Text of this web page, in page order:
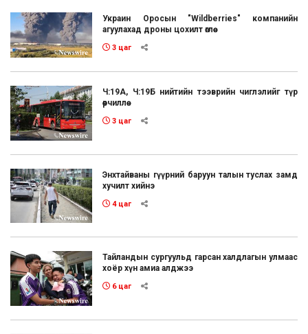
Украин Оросын "Wildberries" компанийн
агуулахад дроны цохилт өглөө
3 цаг
Ч:19А, Ч:19Б нийтийн тээврийн чиглэлийг түр
өөрчиллөө
3 цаг
Энхтайваны гүүрний баруун талын туслах замд
хучилт хийнэ
4 цаг
Тайландын сургуульд гарсан халдлагын улмаас
хоёр хүн амиа алджээ
6 цаг